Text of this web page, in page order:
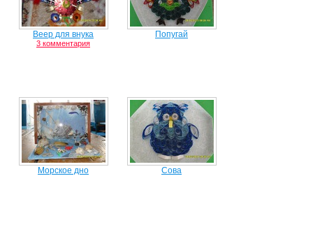
Веер для внука
3 комментария
Попугай
Морское дно Сова